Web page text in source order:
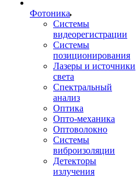
Фотоника
Cистемы
видеорегистрации
Системы
позиционирования
Лазеры и источники
света
Спектральный
анализ
Оптика
Опто-механика
Оптоволокно
Системы
виброизоляции
Детекторы
излучения